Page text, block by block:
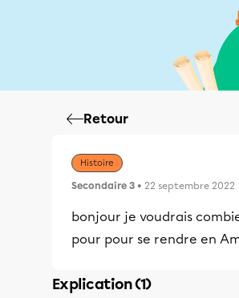
Retour
Histoire
Secondaire 3 • 22 septembre 2022
bonjour je voudrais
pour pour se rendre en
Explication (1)